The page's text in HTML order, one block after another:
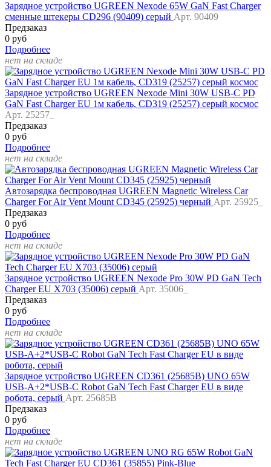
Зарядное устройство UGREEN Nexode 65W GaN Fast Charger
сменные штекеры CD296 (90409) серый Арт. 90409
Предзаказ
0 руб
Подробнее
нет на складе
Зарядное устройство UGREEN Nexode Mini 30W USB-C PD
GaN Fast Charger EU 1м кабель, CD319 (25257) серый космос
Арт. 25257_
Предзаказ
0 руб
Подробнее
нет на складе
Автозарядка беспроводная UGREEN Magnetic Wireless Car
Charger For Air Vent Mount CD345 (25925) черный Арт. 25925_
Предзаказ
0 руб
Подробнее
нет на складе
Зарядное устройство UGREEN Nexode Pro 30W PD GaN Tech
Charger EU X703 (35006) серый Арт. 35006_
Предзаказ
0 руб
Подробнее
нет на складе
Зарядное устройство UGREEN CD361 (25685B) UNO 65W
USB-A+2*USB-C Robot GaN Tech Fast Charger EU в виде
робота, серый Арт. 25685B
Предзаказ
0 руб
Подробнее
нет на складе